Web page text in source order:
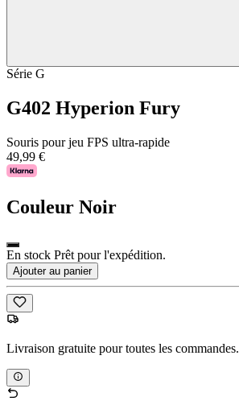
Série G
G402 Hyperion Fury
Souris pour jeu FPS ultra-rapide
49,99 €
Couleur Noir
En stock Prêt pour l'expédition.
Ajouter au panier
Livraison gratuite pour toutes les commandes.